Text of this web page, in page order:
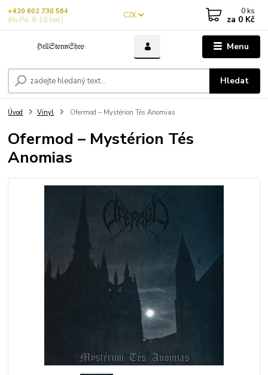
Menu
CZK
Hledat
+420 602 730 564
(Po-Pá, 8-16 hod.)
0 ks
za 0 Kč
Úvod Vinyl Ofermod – Mystérion Tés Anomias
Ofermod – Mystérion Tés
Anomias